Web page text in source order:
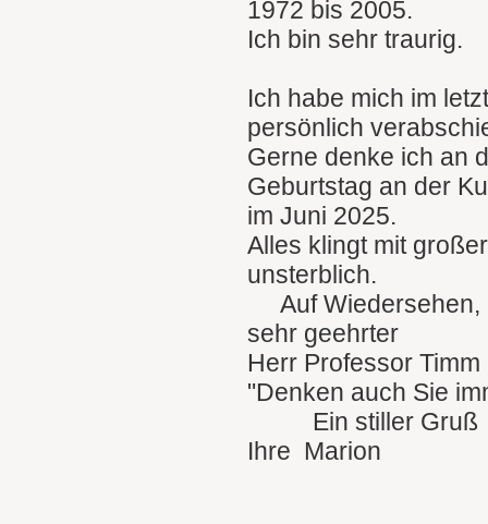
1972 bis 2005.
Ich bin sehr traurig.
Ich habe mich im
persönlich
Gerne denke ich an
Geburtstag an der
im Juni 2025.
Alles klingt mit
unsterblich.
Auf
sehr geehrter
Herr Professor
"Denken auch Sie
Ein stiller Gruß
Ihre Marion